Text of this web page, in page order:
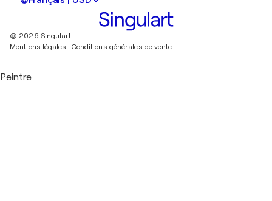
© 2026 Singulart
Mentions légales.
Conditions générales de vente
Peintre